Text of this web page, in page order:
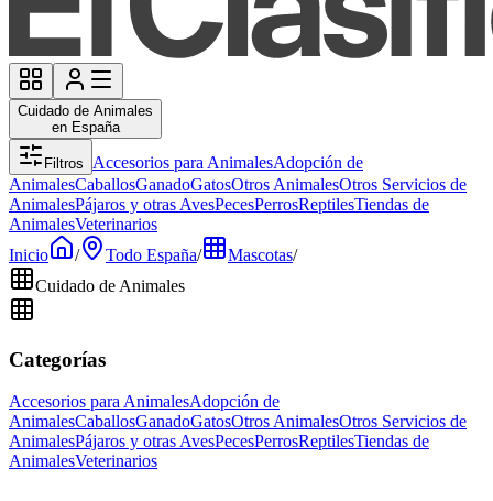
Cuidado de Animales
en España
Filtros Accesorios para AnimalesAdopción de
AnimalesCaballosGanadoGatosOtros AnimalesOtros Servicios de
AnimalesPájaros y otras AvesPecesPerrosReptilesTiendas de
AnimalesVeterinarios
Inicio
/ Todo España/ Mascotas/
Cuidado de Animales
Categorías
Accesorios para AnimalesAdopción de
AnimalesCaballosGanadoGatosOtros AnimalesOtros Servicios de
AnimalesPájaros y otras AvesPecesPerrosReptilesTiendas de
AnimalesVeterinarios